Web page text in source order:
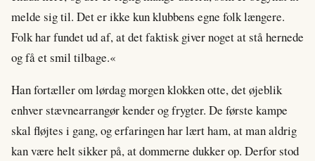
melde sig til. Det er ikke kun klubbens egne folk længere.
Folk har fundet ud af, at det faktisk giver noget at stå hernede
og få et smil tilbage.«
Han fortæller om lørdag morgen klokken otte, det øjeblik
enhver stævnearrangør kender og frygter. De første kampe
skal fløjtes i gang, og erfaringen har lært ham, at man aldrig
kan være helt sikker på, at dommerne dukker op. Derfor stod